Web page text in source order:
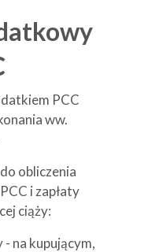
PCC
ww.
obliczenia
i zapłaty
ciąży:
na kupującym,